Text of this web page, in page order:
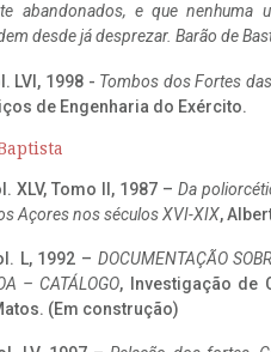
abandonados, e que
desde já desprezar. Barão de
LVI, 1998 - Tombos dos Fortes
de Engenharia do Exército.
XLV, Tomo II, 1987 – Da
Açores nos séculos XVI-XIX,
L, 1992 – DOCUMENTAÇÃO
– CATÁLOGO, Investigação de
(Em construção)